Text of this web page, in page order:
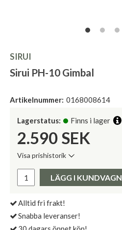
SIRUI
Sirui PH-10 Gimbal
Artikelnummer: 0168008614
Lagerstatus: Finns i lager
2.590 SEK
Visa prishistorik
LÄGG I KUNDVAGN
Alltid fri frakt!
Snabba leveranser!